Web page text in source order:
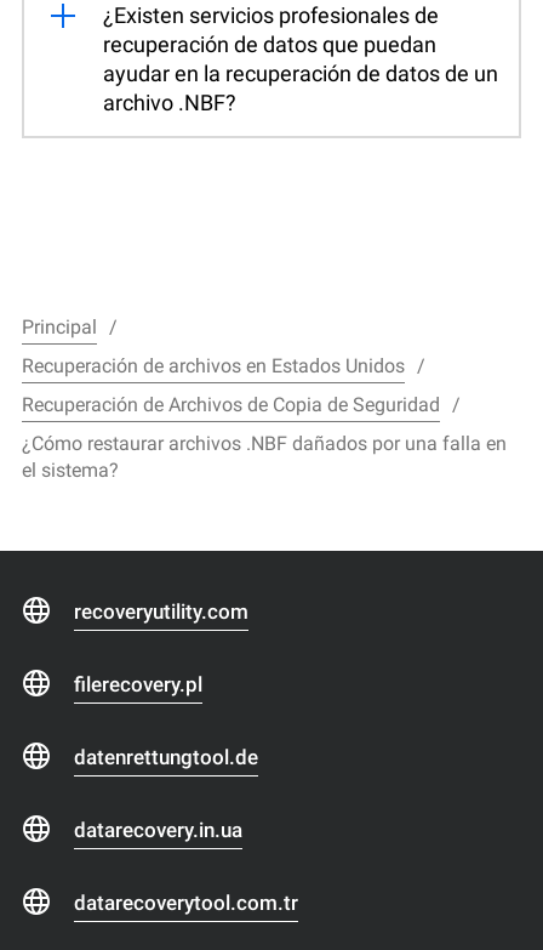
¿Existen servicios profesionales de
recuperación de datos que puedan
ayudar en la recuperación de datos de un
archivo .NBF?
Principal
Recuperación de archivos en Estados Unidos
Recuperación de Archivos de Copia de Seguridad
¿Cómo restaurar archivos .NBF dañados por una falla en
el sistema?
recoveryutility.com
filerecovery.pl
datenrettungtool.de
datarecovery.in.ua
datarecoverytool.com.tr